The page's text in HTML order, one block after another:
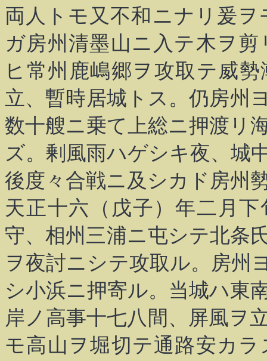
両人トモ又不和ニナリ爰
ガ房州清墨山ニ入テ木ヲ
ヒ常州鹿嶋郷ヲ攻取テ威
立、暫時居城トス。仍房州
数十艘ニ乗て上総ニ押渡リ
ズ。剰風雨ハゲシキ夜、城
後度々合戦ニ及シカド房州
天正十六（戊子）年二月
守、相州三浦ニ屯シテ北条
ヲ夜討ニシテ攻取ル。房州
シ小浜ニ押寄ル。当城ハ東
岸ノ高事十七八間、屏風ヲ
モ高山ヲ堀切テ通路安カ